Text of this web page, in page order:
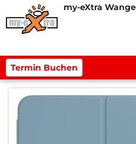
my-eXtra
Termin Buchen